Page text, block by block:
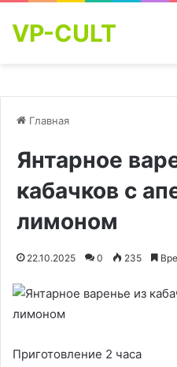
VP-CULT
Главная
Янтарное
кабачков с
лимоном
22.10.2025 0 235
Приготовление 2 часа